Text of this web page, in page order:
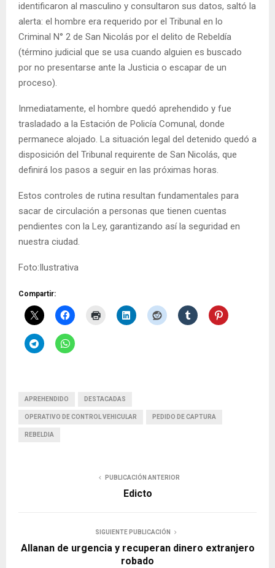
identificaron al masculino y consultaron sus datos, saltó la
alerta: el hombre era requerido por el Tribunal en lo
Criminal N° 2 de San Nicolás por el delito de Rebeldía
(término judicial que se usa cuando alguien es buscado
por no presentarse ante la Justicia o escapar de un
proceso).
Inmediatamente, el hombre quedó aprehendido y fue
trasladado a la Estación de Policía Comunal, donde
permanece alojado. La situación legal del detenido quedó a
disposición del Tribunal requirente de San Nicolás, que
definirá los pasos a seguir en las próximas horas.
Estos controles de rutina resultan fundamentales para
sacar de circulación a personas que tienen cuentas
pendientes con la Ley, garantizando así la seguridad en
nuestra ciudad.
Foto:Ilustrativa
Compartir:
APREHENDIDO DESTACADAS
OPERATIVO DE CONTROL VEHICULAR PEDIDO DE CAPTURA
REBELDIA
PUBLICACIÓN ANTERIOR
Edicto
SIGUIENTE PUBLICACIÓN
Allanan de urgencia y recuperan dinero extranjero
robado